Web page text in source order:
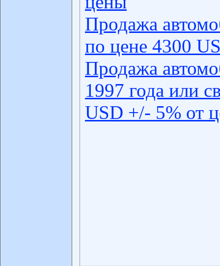
Продажа
по цене 4300
Продажа
1997 года или
USD +/- 5% от